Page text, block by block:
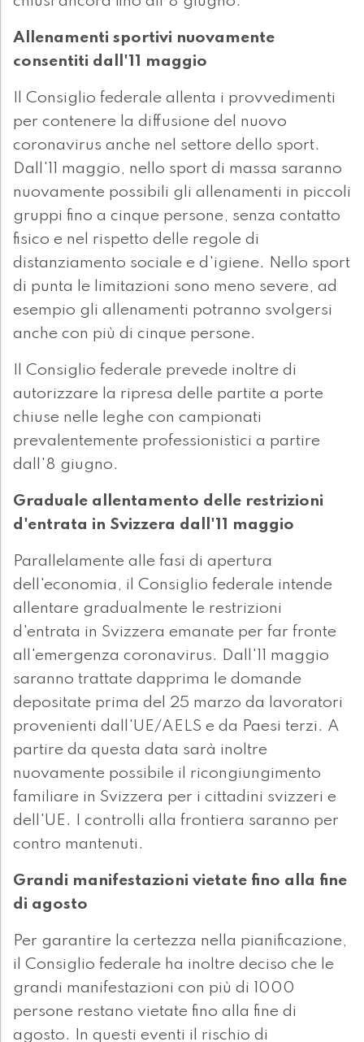
Allenamenti sportivi nuovamente
consentiti dall'11 maggio
Il Consiglio federale allenta i provvedimenti
per contenere la diffusione del nuovo
coronavirus anche nel settore dello sport.
Dall'11 maggio, nello sport di massa saranno
nuovamente possibili gli allenamenti in piccoli
gruppi fino a cinque persone, senza contatto
fisico e nel rispetto delle regole di
distanziamento sociale e d'igiene. Nello sport
di punta le limitazioni sono meno severe, ad
esempio gli allenamenti potranno svolgersi
anche con più di cinque persone.
Il Consiglio federale prevede inoltre di
autorizzare la ripresa delle partite a porte
chiuse nelle leghe con campionati
prevalentemente professionistici a partire
dall'8 giugno.
Graduale allentamento delle restrizioni
d'entrata in Svizzera dall'11 maggio
Parallelamente alle fasi di apertura
dell'economia, il Consiglio federale intende
allentare gradualmente le restrizioni
d'entrata in Svizzera emanate per far fronte
all'emergenza coronavirus. Dall'11 maggio
saranno trattate dapprima le domande
depositate prima del 25 marzo da lavoratori
provenienti dall'UE/AELS e da Paesi terzi. A
partire da questa data sarà inoltre
nuovamente possibile il ricongiungimento
familiare in Svizzera per i cittadini svizzeri e
dell'UE. I controlli alla frontiera saranno per
contro mantenuti.
Grandi manifestazioni vietate fino alla fine
di agosto
Per garantire la certezza nella pianificazione,
il Consiglio federale ha inoltre deciso che le
grandi manifestazioni con più di 1000
persone restano vietate fino alla fine di
agosto. In questi eventi il rischio di